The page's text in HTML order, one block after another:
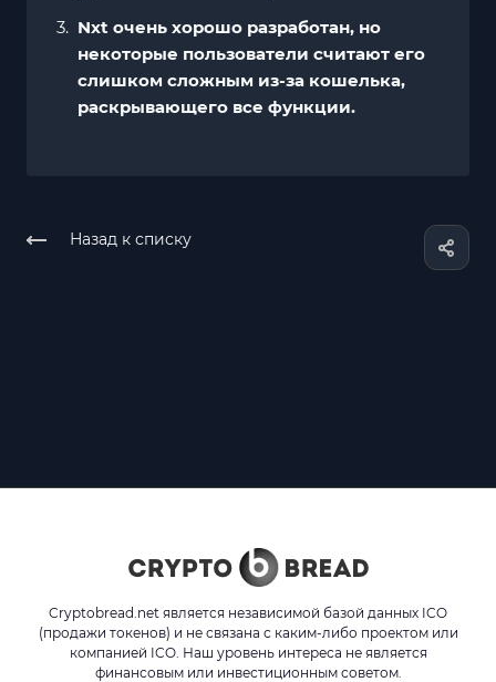
Nxt очень хорошо разработан, но
некоторые пользователи считают его
слишком сложным из-за кошелька,
раскрывающего все функции.
Назад к списку
Cryptobread.net является независимой базой данных ICO
(продажи токенов) и не связана с каким-либо проектом или
компанией ICO. Наш уровень интереса не является
финансовым или инвестиционным советом.